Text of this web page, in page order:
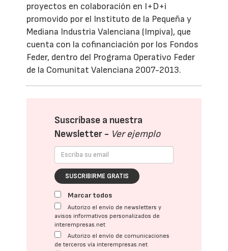
proyectos en colaboración en I+D+i
promovido por el Instituto de la Pequeña y
Mediana Industria Valenciana (Impiva), que
cuenta con la cofinanciación por los Fondos
Feder, dentro del Programa Operativo Feder
de la Comunitat Valenciana 2007-2013.
Suscríbase a nuestra
Newsletter - Ver ejemplo
SUSCRIBIRME GRATIS
Marcar todos
Autorizo el envío de newsletters y
avisos informativos personalizados de
interempresas.net
Autorizo el envío de comunicaciones
de terceros vía interempresas.net